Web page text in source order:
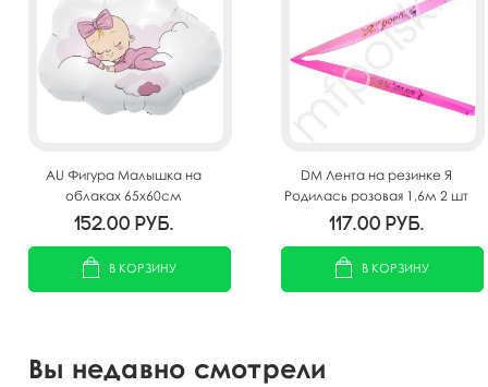
AU Фигура Малышка на
облаках 65х60см
152.00 руб.
В КОРЗИНУ
DM Лента на резинке Я
Родилась розовая 1,6м 2 шт
117.00 руб.
В КОРЗИНУ
Вы недавно смотрели